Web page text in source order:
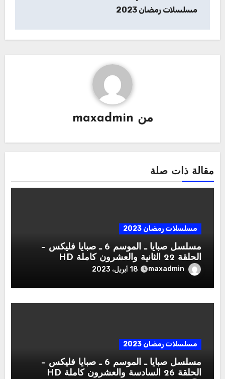
مسلسلات رمضان 2023
من maxadmin
مقالة ذات صلة
مسلسلات رمضان 2023
مسلسل صبايا ـ الموسم 6 ـ صبايا فليكس –
الحلقة 22 الثانية والعشرون كاملة HD
maxadmin 18 أبريل، 2023
مسلسلات رمضان 2023
مسلسل صبايا ـ الموسم 6 ـ صبايا فليكس –
الحلقة 26 السادسة والعشرون كاملة HD